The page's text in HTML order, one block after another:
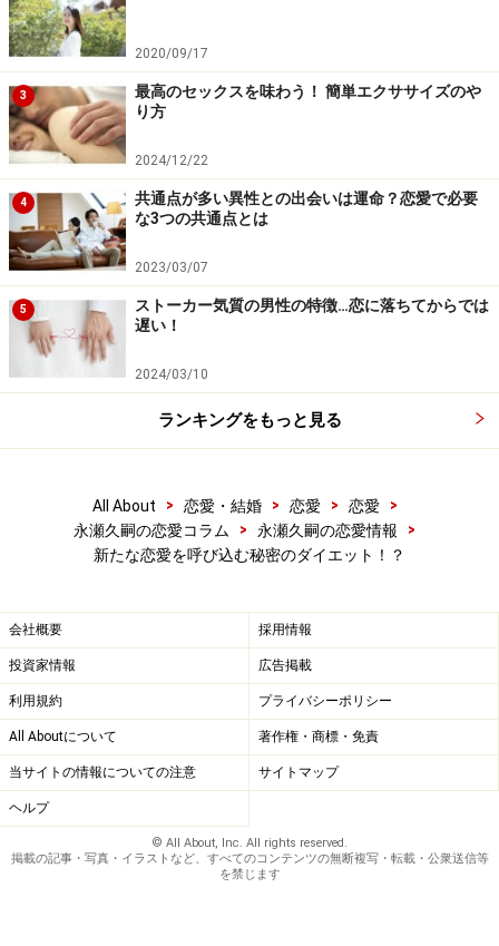
2020/09/17
3
最高のセックスを味わう！ 簡単エクササイズのや
り方
2024/12/22
4
共通点が多い異性との出会いは運命？恋愛で必要
な3つの共通点とは
2023/03/07
5
ストーカー気質の男性の特徴…恋に落ちてからでは
遅い！
2024/03/10
ランキングをもっと見る
All About > 恋愛・結婚 > 恋愛 > 恋愛
>
永瀬久嗣の恋愛コラム
> 永瀬久嗣の恋愛情報
>
新たな恋愛を呼び込む秘密のダイエット！？
会社概要 採用情報
投資家情報 広告掲載
利用規約 プライバシーポリシー
All Aboutについて 著作権・商標・免責
当サイトの情報についての注意 サイトマップ
ヘルプ
© All About, Inc. All rights reserved.
掲載の記事・写真・イラストなど、すべてのコンテンツの無断複写・転載・公衆送信等
を禁じます